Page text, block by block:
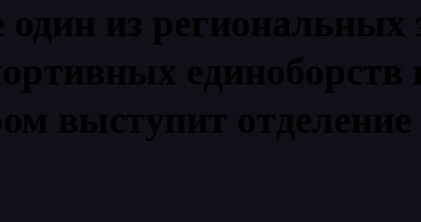
из
единоборств
выступит